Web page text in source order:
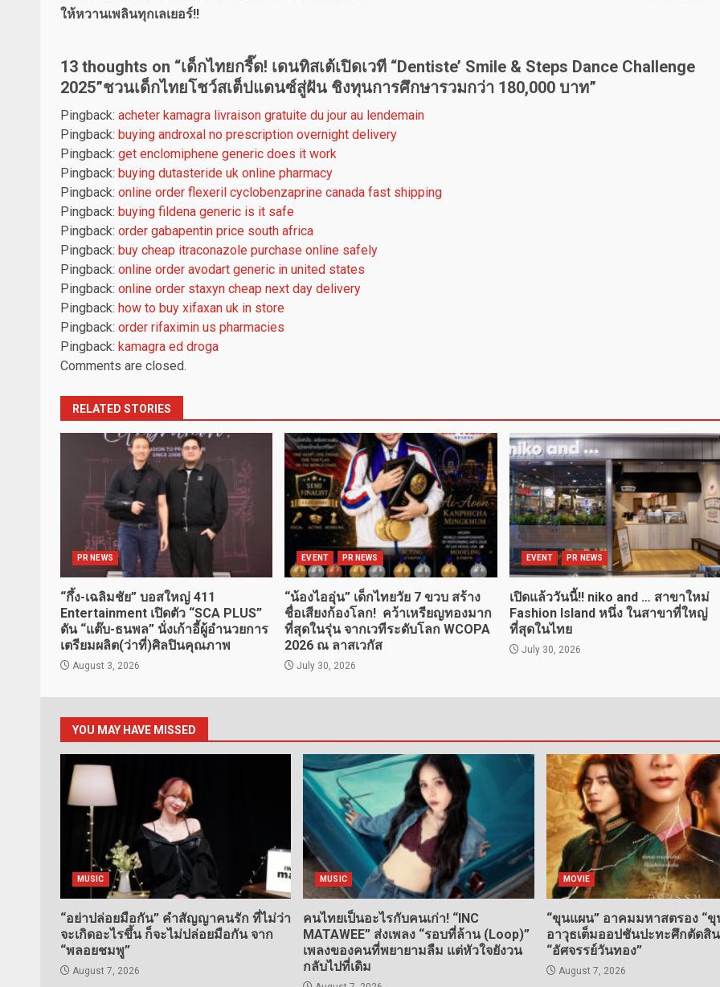
ให้หวานเพลินทุกเลเยอร์!!
13 thoughts on “เด็กไทยกรี๊ด! เดนทิสเต้เปิดเวที “Dentiste’ Smile & Steps Dance Challenge
2025”ชวนเด็กไทยโชว์สเต็ปแดนซ์สู่ฝัน ชิงทุนการศึกษารวมกว่า 180,000 บาท”
Pingback: acheter kamagra livraison gratuite du jour au lendemain
Pingback: buying androxal no prescription overnight delivery
Pingback: get enclomiphene generic does it work
Pingback: buying dutasteride uk online pharmacy
Pingback: online order flexeril cyclobenzaprine canada fast shipping
Pingback: buying fildena generic is it safe
Pingback: order gabapentin price south africa
Pingback: buy cheap itraconazole purchase online safely
Pingback: online order avodart generic in united states
Pingback: online order staxyn cheap next day delivery
Pingback: how to buy xifaxan uk in store
Pingback: order rifaximin us pharmacies
Pingback: kamagra ed droga
Comments are closed.
RELATED STORIES
PR NEWS
“กึ้ง-เฉลิมชัย” บอสใหญ่ 411
Entertainment เปิดตัว “SCA PLUS”
ดัน “แต๊บ-ธนพล” นั่งเก้าอี้ผู้อำนวยการ
เตรียมผลิต(ว่าที่)ศิลปินคุณภาพ
August 3, 2026
EVENT PR NEWS
“น้องไออุ่น” เด็กไทยวัย 7 ขวบ สร้าง
ชื่อเสียงก้องโลก! คว้าเหรียญทองมาก
ที่สุดในรุ่น จากเวทีระดับโลก WCOPA
2026 ณ ลาสเวกัส
July 30, 2026
EVENT PR NEWS
เปิดแล้ววันนี้!! niko and … สาขาใหม่
Fashion Island หนึ่ง ในสาขาที่ใหญ่
ที่สุดในไทย
July 30, 2026
YOU MAY HAVE MISSED
MUSIC
“อย่าปล่อยมือกัน” คำสัญญาคนรัก ที่ไม่ว่า
จะเกิดอะไรขึ้น ก็จะไม่ปล่อยมือกัน จาก
“พลอยชมพู”
August 7, 2026
MUSIC
คนไทยเป็นอะไรกับคนเก่า! “INC
MATAWEE” ส่งเพลง “รอบที่ล้าน (Loop)”
เพลงของคนที่พยายามลืม แต่หัวใจยังวน
กลับไปที่เดิม
MOVIE
“ขุนแผน” อาคมมหาสตรอง “ขุ
อาวุธเต็มออปชันปะทะศึกตัดสิ
“อัศจรรย์วันทอง”
August 7, 2026